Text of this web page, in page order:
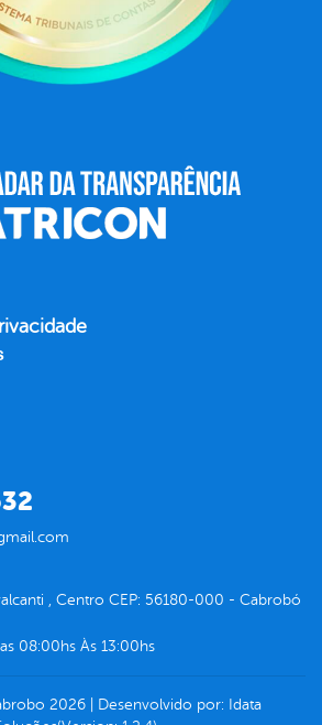
, Centro CEP: 56180-000 - Cabrobó
08:00hs Às 13:00hs
2026| Desenvolvido por: Idata